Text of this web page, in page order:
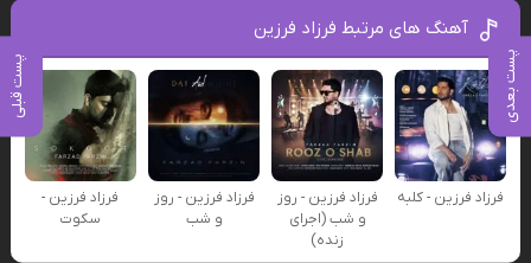
پست بعدی پست قبلی
آهنگ های مرتبط فرزاد فرزین
فرزاد فرزین - کلبه
فرزاد فرزین - روز
و شب (اجرای
زنده)
فرزاد فرزین - روز
و شب
فرزاد فرزین -
سکوت